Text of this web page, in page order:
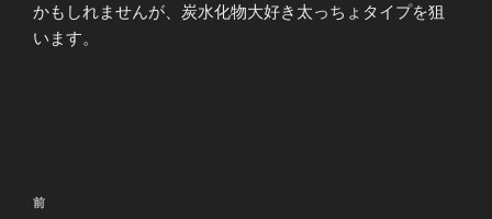
かもしれませんが、炭水化物大好き太っちょタイプを狙
います。
投
前
前